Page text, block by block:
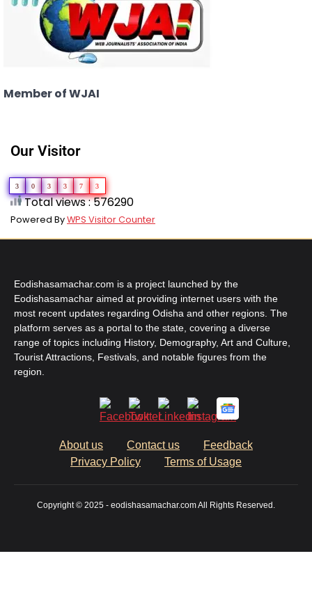
Member of WJAI
Our Visitor
3 0 3 3 7 3
Total views : 576290
Powered ByWPS Visitor Counter
Eodishasamachar.com is a project launched by the
Eodishasamachar aimed at providing internet users with the
most recent updates regarding Odisha and other regions. The
platform serves as a portal to the state, covering a diverse
range of topics including History, Demography, Art and Culture,
Tourist Attractions, Festivals, and notable figures from the
region.
About us Contact us
Feedback
Privacy Policy
Terms of Usage
Copyright © 2025 - eodishasamachar.com All Rights Reserved.